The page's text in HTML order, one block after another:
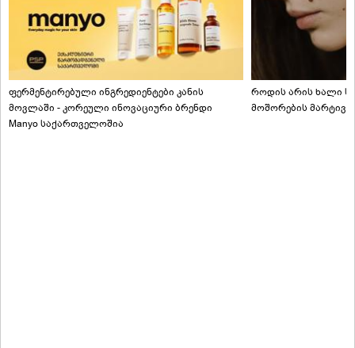
ფერმენტირებული ინგრედიენტები კანის
მოვლაში - კორეული ინოვაციური ბრენდი
Manyo საქართველოშია
როდის არის ხალი
მოშორების